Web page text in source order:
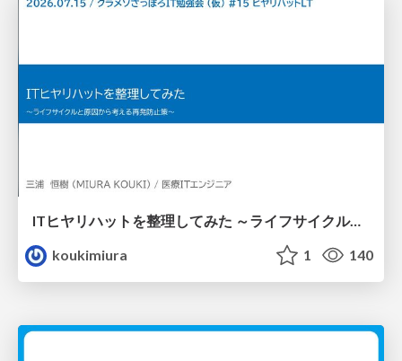
ITヒヤリハットを整理してみた ～ライフサイクルと原因から考える再発防止策～
koukimiura
1 140